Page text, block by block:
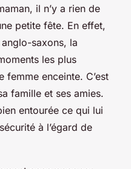
il n’y a rien de
petite fête. En effet,
saxons, la
les plus
enceinte. C’est
famille et ses amies.
entourée ce qui lui
à l’égard de